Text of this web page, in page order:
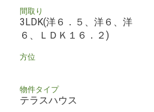
間取り
3LDK(洋６．５、洋６、洋
６、ＬＤＫ１６．２)
方位
物件タイプ
テラスハウス